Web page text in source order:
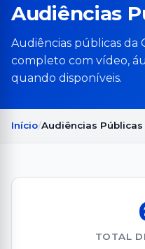
Audiências
Audiências públicas da
completo com vídeo,
quando disponíveis.
Início Audiências Públicas
TOTAL